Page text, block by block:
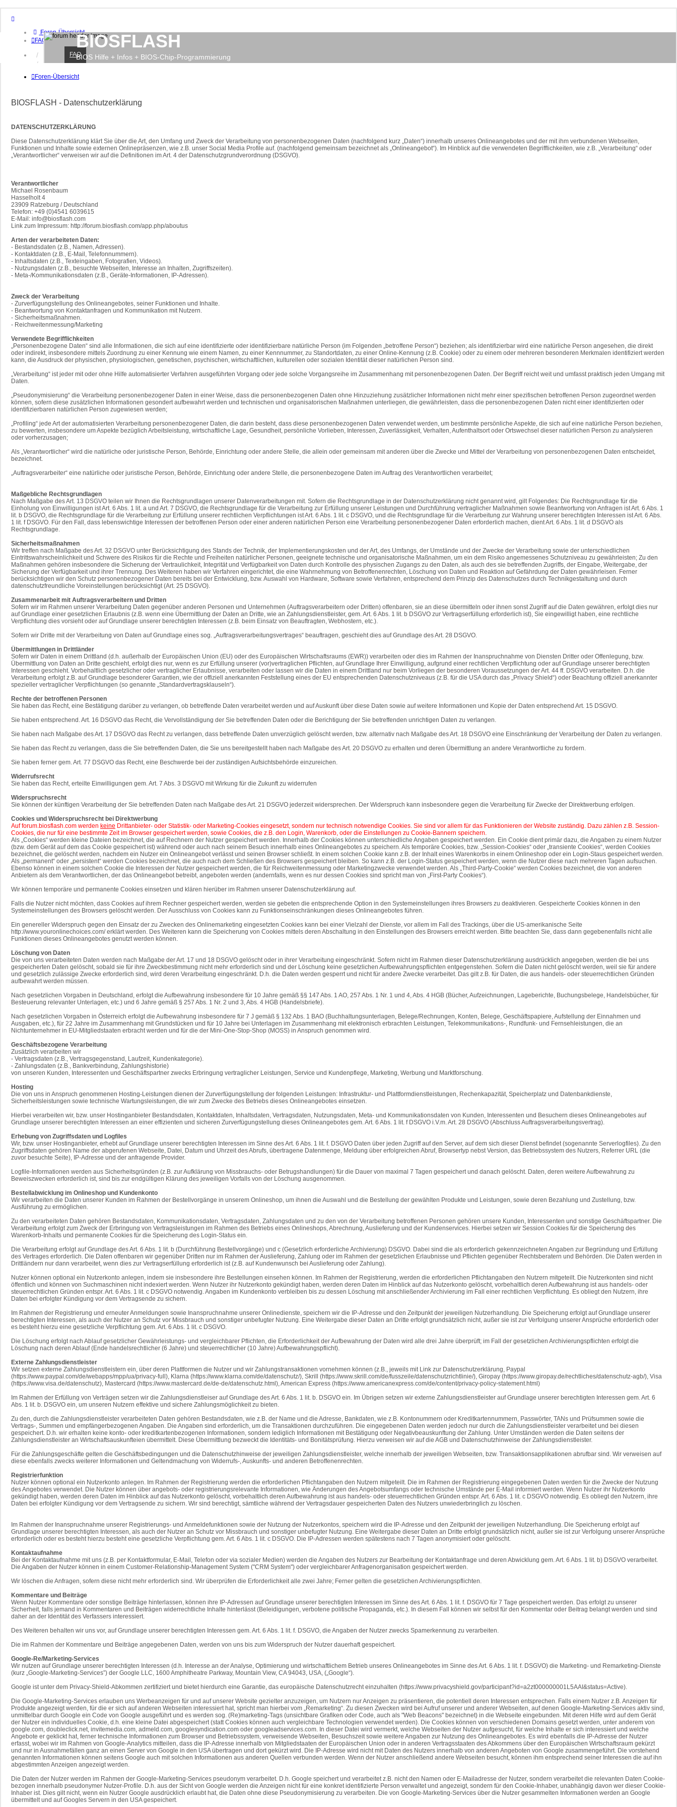
Foren-Übersicht
FAQ
Anmelden
Registrieren
BIOSFLASH
BIOS Hilfe + Infos + BIOS-Chip-Programmierung
FAQ
Foren-Übersicht
BIOSFLASH - Datenschutzerklärung
DATENSCHUTZERKLÄRUNG
Diese Datenschutzerklärung klärt Sie über die Art, den Umfang und Zweck der Verarbeitung von personenbezogenen Daten (nachfolgend kurz „Daten“) innerhalb unseres Onlineangebotes und der mit ihm verbundenen Webseiten,
Funktionen und Inhalte sowie externen Onlinepräsenzen, wie z.B. unser Social Media Profile auf. (nachfolgend gemeinsam bezeichnet als „Onlineangebot“). Im Hinblick auf die verwendeten Begrifflichkeiten, wie z.B. „Verarbeitung“ oder
„Verantwortlicher“ verweisen wir auf die Definitionen im Art. 4 der Datenschutzgrundverordnung (DSGVO).
Verantwortlicher
Michael Rosenbaum
Hasselholt 4
23909 Ratzeburg / Deutschland
Telefon: +49 (0)4541 6039615
E-Mail: info@biosflash.com
Link zum Impressum: http://forum.biosflash.com/app.php/aboutus
Arten der verarbeiteten Daten:
- Bestandsdaten (z.B., Namen, Adressen).
- Kontaktdaten (z.B., E-Mail, Telefonnummern).
- Inhaltsdaten (z.B., Texteingaben, Fotografien, Videos).
- Nutzungsdaten (z.B., besuchte Webseiten, Interesse an Inhalten, Zugriffszeiten).
- Meta-/Kommunikationsdaten (z.B., Geräte-Informationen, IP-Adressen).
Zweck der Verarbeitung
- Zurverfügungstellung des Onlineangebotes, seiner Funktionen und Inhalte.
- Beantwortung von Kontaktanfragen und Kommunikation mit Nutzern.
- Sicherheitsmaßnahmen.
- Reichweitenmessung/Marketing
Verwendete Begrifflichkeiten
„Personenbezogene Daten“ sind alle Informationen, die sich auf eine identifizierte oder identifizierbare natürliche Person (im Folgenden „betroffene Person“) beziehen; als identifizierbar wird eine natürliche Person angesehen, die direkt
oder indirekt, insbesondere mittels Zuordnung zu einer Kennung wie einem Namen, zu einer Kennnummer, zu Standortdaten, zu einer Online-Kennung (z.B. Cookie) oder zu einem oder mehreren besonderen Merkmalen identifiziert werden
kann, die Ausdruck der physischen, physiologischen, genetischen, psychischen, wirtschaftlichen, kulturellen oder sozialen Identität dieser natürlichen Person sind.
„Verarbeitung“ ist jeder mit oder ohne Hilfe automatisierter Verfahren ausgeführten Vorgang oder jede solche Vorgangsreihe im Zusammenhang mit personenbezogenen Daten. Der Begriff reicht weit und umfasst praktisch jeden Umgang mit
Daten.
„Pseudonymisierung“ die Verarbeitung personenbezogener Daten in einer Weise, dass die personenbezogenen Daten ohne Hinzuziehung zusätzlicher Informationen nicht mehr einer spezifischen betroffenen Person zugeordnet werden
können, sofern diese zusätzlichen Informationen gesondert aufbewahrt werden und technischen und organisatorischen Maßnahmen unterliegen, die gewährleisten, dass die personenbezogenen Daten nicht einer identifizierten oder
identifizierbaren natürlichen Person zugewiesen werden;
„Profiling“ jede Art der automatisierten Verarbeitung personenbezogener Daten, die darin besteht, dass diese personenbezogenen Daten verwendet werden, um bestimmte persönliche Aspekte, die sich auf eine natürliche Person beziehen,
zu bewerten, insbesondere um Aspekte bezüglich Arbeitsleistung, wirtschaftliche Lage, Gesundheit, persönliche Vorlieben, Interessen, Zuverlässigkeit, Verhalten, Aufenthaltsort oder Ortswechsel dieser natürlichen Person zu analysieren
oder vorherzusagen;
Als „Verantwortlicher“ wird die natürliche oder juristische Person, Behörde, Einrichtung oder andere Stelle, die allein oder gemeinsam mit anderen über die Zwecke und Mittel der Verarbeitung von personenbezogenen Daten entscheidet,
bezeichnet.
„Auftragsverarbeiter“ eine natürliche oder juristische Person, Behörde, Einrichtung oder andere Stelle, die personenbezogene Daten im Auftrag des Verantwortlichen verarbeitet;
Maßgebliche Rechtsgrundlagen
Nach Maßgabe des Art. 13 DSGVO teilen wir Ihnen die Rechtsgrundlagen unserer Datenverarbeitungen mit. Sofern die Rechtsgrundlage in der Datenschutzerklärung nicht genannt wird, gilt Folgendes: Die Rechtsgrundlage für die
Einholung von Einwilligungen ist Art. 6 Abs. 1 lit. a und Art. 7 DSGVO, die Rechtsgrundlage für die Verarbeitung zur Erfüllung unserer Leistungen und Durchführung vertraglicher Maßnahmen sowie Beantwortung von Anfragen ist Art. 6 Abs. 1
lit. b DSGVO, die Rechtsgrundlage für die Verarbeitung zur Erfüllung unserer rechtlichen Verpflichtungen ist Art. 6 Abs. 1 lit. c DSGVO, und die Rechtsgrundlage für die Verarbeitung zur Wahrung unserer berechtigten Interessen ist Art. 6 Abs.
1 lit. f DSGVO. Für den Fall, dass lebenswichtige Interessen der betroffenen Person oder einer anderen natürlichen Person eine Verarbeitung personenbezogener Daten erforderlich machen, dient Art. 6 Abs. 1 lit. d DSGVO als
Rechtsgrundlage.
Sicherheitsmaßnahmen
Wir treffen nach Maßgabe des Art. 32 DSGVO unter Berücksichtigung des Stands der Technik, der Implementierungskosten und der Art, des Umfangs, der Umstände und der Zwecke der Verarbeitung sowie der unterschiedlichen
Eintrittswahrscheinlichkeit und Schwere des Risikos für die Rechte und Freiheiten natürlicher Personen, geeignete technische und organisatorische Maßnahmen, um ein dem Risiko angemessenes Schutzniveau zu gewährleisten; Zu den
Maßnahmen gehören insbesondere die Sicherung der Vertraulichkeit, Integrität und Verfügbarkeit von Daten durch Kontrolle des physischen Zugangs zu den Daten, als auch des sie betreffenden Zugriffs, der Eingabe, Weitergabe, der
Sicherung der Verfügbarkeit und ihrer Trennung. Des Weiteren haben wir Verfahren eingerichtet, die eine Wahrnehmung von Betroffenenrechten, Löschung von Daten und Reaktion auf Gefährdung der Daten gewährleisen. Ferner
berücksichtigen wir den Schutz personenbezogener Daten bereits bei der Entwicklung, bzw. Auswahl von Hardware, Software sowie Verfahren, entsprechend dem Prinzip des Datenschutzes durch Technikgestaltung und durch
datenschutzfreundliche Voreinstellungen berücksichtigt (Art. 25 DSGVO).
Zusammenarbeit mit Auftragsverarbeitern und Dritten
Sofern wir im Rahmen unserer Verarbeitung Daten gegenüber anderen Personen und Unternehmen (Auftragsverarbeitern oder Dritten) offenbaren, sie an diese übermitteln oder ihnen sonst Zugriff auf die Daten gewähren, erfolgt dies nur
auf Grundlage einer gesetzlichen Erlaubnis (z.B. wenn eine Übermittlung der Daten an Dritte, wie an Zahlungsdienstleister, gem. Art. 6 Abs. 1 lit. b DSGVO zur Vertragserfüllung erforderlich ist), Sie eingewilligt haben, eine rechtliche
Verpflichtung dies vorsieht oder auf Grundlage unserer berechtigten Interessen (z.B. beim Einsatz von Beauftragten, Webhostern, etc.).
Sofern wir Dritte mit der Verarbeitung von Daten auf Grundlage eines sog. „Auftragsverarbeitungsvertrages“ beauftragen, geschieht dies auf Grundlage des Art. 28 DSGVO.
Übermittlungen in Drittländer
Sofern wir Daten in einem Drittland (d.h. außerhalb der Europäischen Union (EU) oder des Europäischen Wirtschaftsraums (EWR)) verarbeiten oder dies im Rahmen der Inanspruchnahme von Diensten Dritter oder Offenlegung, bzw.
Übermittlung von Daten an Dritte geschieht, erfolgt dies nur, wenn es zur Erfüllung unserer (vor)vertraglichen Pflichten, auf Grundlage Ihrer Einwilligung, aufgrund einer rechtlichen Verpflichtung oder auf Grundlage unserer berechtigten
Interessen geschieht. Vorbehaltlich gesetzlicher oder vertraglicher Erlaubnisse, verarbeiten oder lassen wir die Daten in einem Drittland nur beim Vorliegen der besonderen Voraussetzungen der Art. 44 ff. DSGVO verarbeiten. D.h. die
Verarbeitung erfolgt z.B. auf Grundlage besonderer Garantien, wie der offiziell anerkannten Feststellung eines der EU entsprechenden Datenschutzniveaus (z.B. für die USA durch das „Privacy Shield“) oder Beachtung offiziell anerkannter
spezieller vertraglicher Verpflichtungen (so genannte „Standardvertragsklauseln“).
Rechte der betroffenen Personen
Sie haben das Recht, eine Bestätigung darüber zu verlangen, ob betreffende Daten verarbeitet werden und auf Auskunft über diese Daten sowie auf weitere Informationen und Kopie der Daten entsprechend Art. 15 DSGVO.
Sie haben entsprechend. Art. 16 DSGVO das Recht, die Vervollständigung der Sie betreffenden Daten oder die Berichtigung der Sie betreffenden unrichtigen Daten zu verlangen.
Sie haben nach Maßgabe des Art. 17 DSGVO das Recht zu verlangen, dass betreffende Daten unverzüglich gelöscht werden, bzw. alternativ nach Maßgabe des Art. 18 DSGVO eine Einschränkung der Verarbeitung der Daten zu verlangen.
Sie haben das Recht zu verlangen, dass die Sie betreffenden Daten, die Sie uns bereitgestellt haben nach Maßgabe des Art. 20 DSGVO zu erhalten und deren Übermittlung an andere Verantwortliche zu fordern.
Sie haben ferner gem. Art. 77 DSGVO das Recht, eine Beschwerde bei der zuständigen Aufsichtsbehörde einzureichen.
Widerrufsrecht
Sie haben das Recht, erteilte Einwilligungen gem. Art. 7 Abs. 3 DSGVO mit Wirkung für die Zukunft zu widerrufen
Widerspruchsrecht
Sie können der künftigen Verarbeitung der Sie betreffenden Daten nach Maßgabe des Art. 21 DSGVO jederzeit widersprechen. Der Widerspruch kann insbesondere gegen die Verarbeitung für Zwecke der Direktwerbung erfolgen.
Cookies und Widerspruchsrecht bei Direktwerbung
Auf forum.biosflash.com werden keine Drittanbieter- oder Statistik- oder Marketing-Cookies eingesetzt, sondern nur technisch notwendige Cookies. Sie sind vor allem für das Funktionieren der Website zuständig. Dazu zählen z.B. Session-
Cookies, die nur für eine bestimmte Zeit im Browser gespeichert werden, sowie Cookies, die z.B. den Login, Warenkorb, oder die Einstellungen zu Cookie-Bannern speichern.
Als „Cookies“ werden kleine Dateien bezeichnet, die auf Rechnern der Nutzer gespeichert werden. Innerhalb der Cookies können unterschiedliche Angaben gespeichert werden. Ein Cookie dient primär dazu, die Angaben zu einem Nutzer
(bzw. dem Gerät auf dem das Cookie gespeichert ist) während oder auch nach seinem Besuch innerhalb eines Onlineangebotes zu speichern. Als temporäre Cookies, bzw. „Session-Cookies“ oder „transiente Cookies“, werden Cookies
bezeichnet, die gelöscht werden, nachdem ein Nutzer ein Onlineangebot verlässt und seinen Browser schließt. In einem solchen Cookie kann z.B. der Inhalt eines Warenkorbs in einem Onlineshop oder ein Login-Staus gespeichert werden.
Als „permanent“ oder „persistent“ werden Cookies bezeichnet, die auch nach dem Schließen des Browsers gespeichert bleiben. So kann z.B. der Login-Status gespeichert werden, wenn die Nutzer diese nach mehreren Tagen aufsuchen.
Ebenso können in einem solchen Cookie die Interessen der Nutzer gespeichert werden, die für Reichweitenmessung oder Marketingzwecke verwendet werden. Als „Third-Party-Cookie“ werden Cookies bezeichnet, die von anderen
Anbietern als dem Verantwortlichen, der das Onlineangebot betreibt, angeboten werden (andernfalls, wenn es nur dessen Cookies sind spricht man von „First-Party Cookies“).
Wir können temporäre und permanente Cookies einsetzen und klären hierüber im Rahmen unserer Datenschutzerklärung auf.
Falls die Nutzer nicht möchten, dass Cookies auf ihrem Rechner gespeichert werden, werden sie gebeten die entsprechende Option in den Systemeinstellungen ihres Browsers zu deaktivieren. Gespeicherte Cookies können in den
Systemeinstellungen des Browsers gelöscht werden. Der Ausschluss von Cookies kann zu Funktionseinschränkungen dieses Onlineangebotes führen.
Ein genereller Widerspruch gegen den Einsatz der zu Zwecken des Onlinemarketing eingesetzten Cookies kann bei einer Vielzahl der Dienste, vor allem im Fall des Trackings, über die US-amerikanische Seite
http://www.youronlinechoices.com/ erklärt werden. Des Weiteren kann die Speicherung von Cookies mittels deren Abschaltung in den Einstellungen des Browsers erreicht werden. Bitte beachten Sie, dass dann gegebenenfalls nicht alle
Funktionen dieses Onlineangebotes genutzt werden können.
Löschung von Daten
Die von uns verarbeiteten Daten werden nach Maßgabe der Art. 17 und 18 DSGVO gelöscht oder in ihrer Verarbeitung eingeschränkt. Sofern nicht im Rahmen dieser Datenschutzerklärung ausdrücklich angegeben, werden die bei uns
gespeicherten Daten gelöscht, sobald sie für ihre Zweckbestimmung nicht mehr erforderlich sind und der Löschung keine gesetzlichen Aufbewahrungspflichten entgegenstehen. Sofern die Daten nicht gelöscht werden, weil sie für andere
und gesetzlich zulässige Zwecke erforderlich sind, wird deren Verarbeitung eingeschränkt. D.h. die Daten werden gesperrt und nicht für andere Zwecke verarbeitet. Das gilt z.B. für Daten, die aus handels- oder steuerrechtlichen Gründen
aufbewahrt werden müssen.
Nach gesetzlichen Vorgaben in Deutschland, erfolgt die Aufbewahrung insbesondere für 10 Jahre gemäß §§ 147 Abs. 1 AO, 257 Abs. 1 Nr. 1 und 4, Abs. 4 HGB (Bücher, Aufzeichnungen, Lageberichte, Buchungsbelege, Handelsbücher, für
Besteuerung relevanter Unterlagen, etc.) und 6 Jahre gemäß § 257 Abs. 1 Nr. 2 und 3, Abs. 4 HGB (Handelsbriefe).
Nach gesetzlichen Vorgaben in Österreich erfolgt die Aufbewahrung insbesondere für 7 J gemäß § 132 Abs. 1 BAO (Buchhaltungsunterlagen, Belege/Rechnungen, Konten, Belege, Geschäftspapiere, Aufstellung der Einnahmen und
Ausgaben, etc.), für 22 Jahre im Zusammenhang mit Grundstücken und für 10 Jahre bei Unterlagen im Zusammenhang mit elektronisch erbrachten Leistungen, Telekommunikations-, Rundfunk- und Fernsehleistungen, die an
Nichtunternehmer in EU-Mitgliedstaaten erbracht werden und für die der Mini-One-Stop-Shop (MOSS) in Anspruch genommen wird.
Geschäftsbezogene Verarbeitung
Zusätzlich verarbeiten wir
- Vertragsdaten (z.B., Vertragsgegenstand, Laufzeit, Kundenkategorie).
- Zahlungsdaten (z.B., Bankverbindung, Zahlungshistorie)
von unseren Kunden, Interessenten und Geschäftspartner zwecks Erbringung vertraglicher Leistungen, Service und Kundenpflege, Marketing, Werbung und Marktforschung.
Hosting
Die von uns in Anspruch genommenen Hosting-Leistungen dienen der Zurverfügungstellung der folgenden Leistungen: Infrastruktur- und Plattformdienstleistungen, Rechenkapazität, Speicherplatz und Datenbankdienste,
Sicherheitsleistungen sowie technische Wartungsleistungen, die wir zum Zwecke des Betriebs dieses Onlineangebotes einsetzen.
Hierbei verarbeiten wir, bzw. unser Hostinganbieter Bestandsdaten, Kontaktdaten, Inhaltsdaten, Vertragsdaten, Nutzungsdaten, Meta- und Kommunikationsdaten von Kunden, Interessenten und Besuchern dieses Onlineangebotes auf
Grundlage unserer berechtigten Interessen an einer effizienten und sicheren Zurverfügungstellung dieses Onlineangebotes gem. Art. 6 Abs. 1 lit. f DSGVO i.V.m. Art. 28 DSGVO (Abschluss Auftragsverarbeitungsvertrag).
Erhebung von Zugriffsdaten und Logfiles
Wir, bzw. unser Hostinganbieter, erhebt auf Grundlage unserer berechtigten Interessen im Sinne des Art. 6 Abs. 1 lit. f. DSGVO Daten über jeden Zugriff auf den Server, auf dem sich dieser Dienst befindet (sogenannte Serverlogfiles). Zu den
Zugriffsdaten gehören Name der abgerufenen Webseite, Datei, Datum und Uhrzeit des Abrufs, übertragene Datenmenge, Meldung über erfolgreichen Abruf, Browsertyp nebst Version, das Betriebssystem des Nutzers, Referrer URL (die
zuvor besuchte Seite), IP-Adresse und der anfragende Provider.
Logfile-Informationen werden aus Sicherheitsgründen (z.B. zur Aufklärung von Missbrauchs- oder Betrugshandlungen) für die Dauer von maximal 7 Tagen gespeichert und danach gelöscht. Daten, deren weitere Aufbewahrung zu
Beweiszwecken erforderlich ist, sind bis zur endgültigen Klärung des jeweiligen Vorfalls von der Löschung ausgenommen.
Bestellabwicklung im Onlineshop und Kundenkonto
Wir verarbeiten die Daten unserer Kunden im Rahmen der Bestellvorgänge in unserem Onlineshop, um ihnen die Auswahl und die Bestellung der gewählten Produkte und Leistungen, sowie deren Bezahlung und Zustellung, bzw.
Ausführung zu ermöglichen.
Zu den verarbeiteten Daten gehören Bestandsdaten, Kommunikationsdaten, Vertragsdaten, Zahlungsdaten und zu den von der Verarbeitung betroffenen Personen gehören unsere Kunden, Interessenten und sonstige Geschäftspartner. Die
Verarbeitung erfolgt zum Zweck der Erbringung von Vertragsleistungen im Rahmen des Betriebs eines Onlineshops, Abrechnung, Auslieferung und der Kundenservices. Hierbei setzen wir Session Cookies für die Speicherung des
Warenkorb-Inhalts und permanente Cookies für die Speicherung des Login-Status ein.
Die Verarbeitung erfolgt auf Grundlage des Art. 6 Abs. 1 lit. b (Durchführung Bestellvorgänge) und c (Gesetzlich erforderliche Archivierung) DSGVO. Dabei sind die als erforderlich gekennzeichneten Angaben zur Begründung und Erfüllung
des Vertrages erforderlich. Die Daten offenbaren wir gegenüber Dritten nur im Rahmen der Auslieferung, Zahlung oder im Rahmen der gesetzlichen Erlaubnisse und Pflichten gegenüber Rechtsberatern und Behörden. Die Daten werden in
Drittländern nur dann verarbeitet, wenn dies zur Vertragserfüllung erforderlich ist (z.B. auf Kundenwunsch bei Auslieferung oder Zahlung).
Nutzer können optional ein Nutzerkonto anlegen, indem sie insbesondere ihre Bestellungen einsehen können. Im Rahmen der Registrierung, werden die erforderlichen Pflichtangaben den Nutzern mitgeteilt. Die Nutzerkonten sind nicht
öffentlich und können von Suchmaschinen nicht indexiert werden. Wenn Nutzer ihr Nutzerkonto gekündigt haben, werden deren Daten im Hinblick auf das Nutzerkonto gelöscht, vorbehaltlich deren Aufbewahrung ist aus handels- oder
steuerrechtlichen Gründen entspr. Art. 6 Abs. 1 lit. c DSGVO notwendig. Angaben im Kundenkonto verbleiben bis zu dessen Löschung mit anschließender Archivierung im Fall einer rechtlichen Verpflichtung. Es obliegt den Nutzern, ihre
Daten bei erfolgter Kündigung vor dem Vertragsende zu sichern.
Im Rahmen der Registrierung und erneuter Anmeldungen sowie Inanspruchnahme unserer Onlinedienste, speichern wir die IP-Adresse und den Zeitpunkt der jeweiligen Nutzerhandlung. Die Speicherung erfolgt auf Grundlage unserer
berechtigten Interessen, als auch der Nutzer an Schutz vor Missbrauch und sonstiger unbefugter Nutzung. Eine Weitergabe dieser Daten an Dritte erfolgt grundsätzlich nicht, außer sie ist zur Verfolgung unserer Ansprüche erforderlich oder
es besteht hierzu eine gesetzliche Verpflichtung gem. Art. 6 Abs. 1 lit. c DSGVO.
Die Löschung erfolgt nach Ablauf gesetzlicher Gewährleistungs- und vergleichbarer Pflichten, die Erforderlichkeit der Aufbewahrung der Daten wird alle drei Jahre überprüft; im Fall der gesetzlichen Archivierungspflichten erfolgt die
Löschung nach deren Ablauf (Ende handelsrechtlicher (6 Jahre) und steuerrechtlicher (10 Jahre) Aufbewahrungspflicht).
Externe Zahlungsdienstleister
Wir setzen externe Zahlungsdienstleistern ein, über deren Plattformen die Nutzer und wir Zahlungstransaktionen vornehmen können (z.B., jeweils mit Link zur Datenschutzerklärung, Paypal
(https://www.paypal.com/de/webapps/mpp/ua/privacy-full), Klarna (https://www.klarna.com/de/datenschutz/), Skrill (https://www.skrill.com/de/fusszeile/datenschutzrichtlinie/), Giropay (https://www.giropay.de/rechtliches/datenschutz-agb/), Visa
(https://www.visa.de/datenschutz), Mastercard (https://www.mastercard.de/de-de/datenschutz.html), American Express (https://www.americanexpress.com/de/content/privacy-policy-statement.html)
Im Rahmen der Erfüllung von Verträgen setzen wir die Zahlungsdienstleiser auf Grundlage des Art. 6 Abs. 1 lit. b. DSGVO ein. Im Übrigen setzen wir externe Zahlungsdienstleister auf Grundlage unserer berechtigten Interessen gem. Art. 6
Abs. 1 lit. b. DSGVO ein, um unseren Nutzern effektive und sichere Zahlungsmöglichkeit zu bieten.
Zu den, durch die Zahlungsdienstleister verarbeiteten Daten gehören Bestandsdaten, wie z.B. der Name und die Adresse, Bankdaten, wie z.B. Kontonummern oder Kreditkartennummern, Passwörter, TANs und Prüfsummen sowie die
Vertrags-, Summen und empfängerbezogenen Angaben. Die Angaben sind erforderlich, um die Transaktionen durchzuführen. Die eingegebenen Daten werden jedoch nur durch die Zahlungsdienstleister verarbeitet und bei diesen
gespeichert. D.h. wir erhalten keine konto- oder kreditkartenbezogenen Informationen, sondern lediglich Informationen mit Bestätigung oder Negativbeauskunftung der Zahlung. Unter Umständen werden die Daten seitens der
Zahlungsdienstleister an Wirtschaftsauskunfteien übermittelt. Diese Übermittlung bezweckt die Identitäts- und Bonitätsprüfung. Hierzu verweisen wir auf die AGB und Datenschutzhinweise der Zahlungsdienstleister.
Für die Zahlungsgeschäfte gelten die Geschäftsbedingungen und die Datenschutzhinweise der jeweiligen Zahlungsdienstleister, welche innerhalb der jeweiligen Webseiten, bzw. Transaktionsapplikationen abrufbar sind. Wir verweisen auf
diese ebenfalls zwecks weiterer Informationen und Geltendmachung von Widerrufs-, Auskunfts- und anderen Betroffenenrechten.
Registrierfunktion
Nutzer können optional ein Nutzerkonto anlegen. Im Rahmen der Registrierung werden die erforderlichen Pflichtangaben den Nutzern mitgeteilt. Die im Rahmen der Registrierung eingegebenen Daten werden für die Zwecke der Nutzung
des Angebotes verwendet. Die Nutzer können über angebots- oder registrierungsrelevante Informationen, wie Änderungen des Angebotsumfangs oder technische Umstände per E-Mail informiert werden. Wenn Nutzer ihr Nutzerkonto
gekündigt haben, werden deren Daten im Hinblick auf das Nutzerkonto gelöscht, vorbehaltlich deren Aufbewahrung ist aus handels- oder steuerrechtlichen Gründen entspr. Art. 6 Abs. 1 lit. c DSGVO notwendig. Es obliegt den Nutzern, ihre
Daten bei erfolgter Kündigung vor dem Vertragsende zu sichern. Wir sind berechtigt, sämtliche während der Vertragsdauer gespeicherten Daten des Nutzers unwiederbringlich zu löschen.
Im Rahmen der Inanspruchnahme unserer Registrierungs- und Anmeldefunktionen sowie der Nutzung der Nutzerkontos, speichern wird die IP-Adresse und den Zeitpunkt der jeweiligen Nutzerhandlung. Die Speicherung erfolgt auf
Grundlage unserer berechtigten Interessen, als auch der Nutzer an Schutz vor Missbrauch und sonstiger unbefugter Nutzung. Eine Weitergabe dieser Daten an Dritte erfolgt grundsätzlich nicht, außer sie ist zur Verfolgung unserer Ansprüche
erforderlich oder es besteht hierzu besteht eine gesetzliche Verpflichtung gem. Art. 6 Abs. 1 lit. c DSGVO. Die IP-Adressen werden spätestens nach 7 Tagen anonymisiert oder gelöscht.
Kontaktaufnahme
Bei der Kontaktaufnahme mit uns (z.B. per Kontaktformular, E-Mail, Telefon oder via sozialer Medien) werden die Angaben des Nutzers zur Bearbeitung der Kontaktanfrage und deren Abwicklung gem. Art. 6 Abs. 1 lit. b) DSGVO verarbeitet.
Die Angaben der Nutzer können in einem Customer-Relationship-Management System ("CRM System") oder vergleichbarer Anfragenorganisation gespeichert werden.
Wir löschen die Anfragen, sofern diese nicht mehr erforderlich sind. Wir überprüfen die Erforderlichkeit alle zwei Jahre; Ferner gelten die gesetzlichen Archivierungspflichten.
Kommentare und Beiträge
Wenn Nutzer Kommentare oder sonstige Beiträge hinterlassen, können ihre IP-Adressen auf Grundlage unserer berechtigten Interessen im Sinne des Art. 6 Abs. 1 lit. f. DSGVO für 7 Tage gespeichert werden. Das erfolgt zu unserer
Sicherheit, falls jemand in Kommentaren und Beiträgen widerrechtliche Inhalte hinterlässt (Beleidigungen, verbotene politische Propaganda, etc.). In diesem Fall können wir selbst für den Kommentar oder Beitrag belangt werden und sind
daher an der Identität des Verfassers interessiert.
Des Weiteren behalten wir uns vor, auf Grundlage unserer berechtigten Interessen gem. Art. 6 Abs. 1 lit. f. DSGVO, die Angaben der Nutzer zwecks Spamerkennung zu verarbeiten.
Die im Rahmen der Kommentare und Beiträge angegebenen Daten, werden von uns bis zum Widerspruch der Nutzer dauerhaft gespeichert.
Google-Re/Marketing-Services
Wir nutzen auf Grundlage unserer berechtigten Interessen (d.h. Interesse an der Analyse, Optimierung und wirtschaftlichem Betrieb unseres Onlineangebotes im Sinne des Art. 6 Abs. 1 lit. f. DSGVO) die Marketing- und Remarketing-Dienste
(kurz „Google-Marketing-Services”) der Google LLC, 1600 Amphitheatre Parkway, Mountain View, CA 94043, USA, („Google“).
Google ist unter dem Privacy-Shield-Abkommen zertifiziert und bietet hierdurch eine Garantie, das europäische Datenschutzrecht einzuhalten (https://www.privacyshield.gov/participant?id=a2zt000000001L5AAI&status=Active).
Die Google-Marketing-Services erlauben uns Werbeanzeigen für und auf unserer Website gezielter anzuzeigen, um Nutzern nur Anzeigen zu präsentieren, die potentiell deren Interessen entsprechen. Falls einem Nutzer z.B. Anzeigen für
Produkte angezeigt werden, für die er sich auf anderen Webseiten interessiert hat, spricht man hierbei vom „Remarketing“. Zu diesen Zwecken wird bei Aufruf unserer und anderer Webseiten, auf denen Google-Marketing-Services aktiv sind,
unmittelbar durch Google ein Code von Google ausgeführt und es werden sog. (Re)marketing-Tags (unsichtbare Grafiken oder Code, auch als "Web Beacons" bezeichnet) in die Webseite eingebunden. Mit deren Hilfe wird auf dem Gerät
der Nutzer ein individuelles Cookie, d.h. eine kleine Datei abgespeichert (statt Cookies können auch vergleichbare Technologien verwendet werden). Die Cookies können von verschiedenen Domains gesetzt werden, unter anderem von
google.com, doubleclick.net, invitemedia.com, admeld.com, googlesyndication.com oder googleadservices.com. In dieser Datei wird vermerkt, welche Webseiten der Nutzer aufgesucht, für welche Inhalte er sich interessiert und welche
Angebote er geklickt hat, ferner technische Informationen zum Browser und Betriebssystem, verweisende Webseiten, Besuchszeit sowie weitere Angaben zur Nutzung des Onlineangebotes. Es wird ebenfalls die IP-Adresse der Nutzer
erfasst, wobei wir im Rahmen von Google-Analytics mitteilen, dass die IP-Adresse innerhalb von Mitgliedstaaten der Europäischen Union oder in anderen Vertragsstaaten des Abkommens über den Europäischen Wirtschaftsraum gekürzt
und nur in Ausnahmefällen ganz an einen Server von Google in den USA übertragen und dort gekürzt wird. Die IP-Adresse wird nicht mit Daten des Nutzers innerhalb von anderen Angeboten von Google zusammengeführt. Die vorstehend
genannten Informationen können seitens Google auch mit solchen Informationen aus anderen Quellen verbunden werden. Wenn der Nutzer anschließend andere Webseiten besucht, können ihm entsprechend seiner Interessen die auf ihn
abgestimmten Anzeigen angezeigt werden.
Die Daten der Nutzer werden im Rahmen der Google-Marketing-Services pseudonym verarbeitet. D.h. Google speichert und verarbeitet z.B. nicht den Namen oder E-Mailadresse der Nutzer, sondern verarbeitet die relevanten Daten Cookie-
bezogen innerhalb pseudonymer Nutzer-Profile. D.h. aus der Sicht von Google werden die Anzeigen nicht für eine konkret identifizierte Person verwaltet und angezeigt, sondern für den Cookie-Inhaber, unabhängig davon wer dieser Cookie-
Inhaber ist. Dies gilt nicht, wenn ein Nutzer Google ausdrücklich erlaubt hat, die Daten ohne diese Pseudonymisierung zu verarbeiten. Die von Google-Marketing-Services über die Nutzer gesammelten Informationen werden an Google
übermittelt und auf Googles Servern in den USA gespeichert.